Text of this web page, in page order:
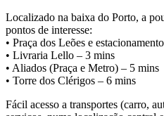
Localizado na baixa do Porto, a
pontos de interesse:
• Praça dos Leões e
• Livraria Lello – 3 mins
• Aliados (Praça e Metro) – 5 mins
• Torre dos Clérigos – 6 mins
Fácil acesso a transportes (carro,